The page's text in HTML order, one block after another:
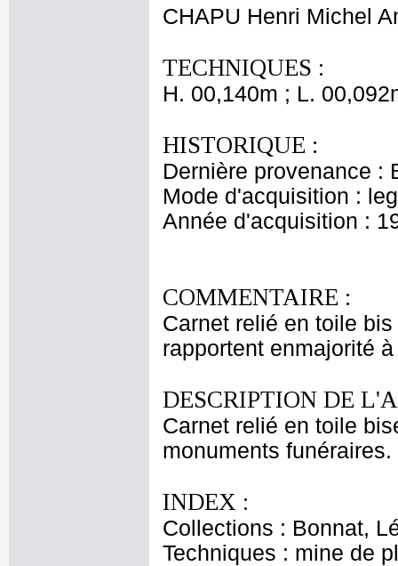
CHAPU Henri Michel
TECHNIQUES :
H. 00,140m ; L.
HISTORIQUE :
Dernière provenance :
Mode d'acquisition :
Année d'acquisition :
COMMENTAIRE :
Carnet relié en toile
rapportent enmajorité
DESCRIPTION DE
Carnet relié en toile
monuments
INDEX :
Collections : Bonnat,
Techniques : mine de